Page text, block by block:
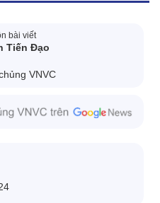
bài viết
Tiến Đạo
VNVC